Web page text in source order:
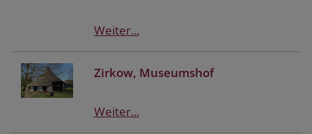
Weiter...
Zirkow, Museumshof
Weiter...